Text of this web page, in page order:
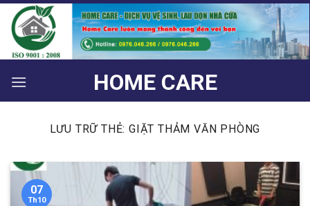
Bỏ
qua
nội
dung
HOME CARE
LƯU TRỮ THẺ:GIẶT THẢM VĂN PHÒNG
07
Th10